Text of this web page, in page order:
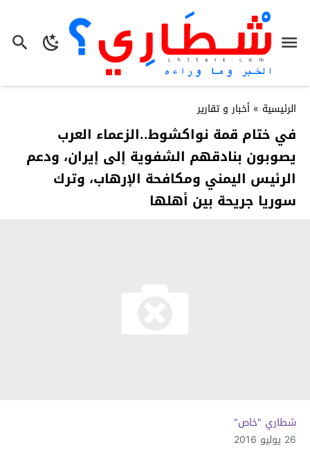
الرئيسية » أخبار و تقارير
في ختام قمة نواكشوط..الزعماء العرب
يصوبون بنادقهم الشفوية إلى إيران، ودعم
الرئيس اليمني ومكافحة الإرهاب، وترك
سوريا جريحة بين أهلها
شطاري "خاص"
26 يوليو 2016